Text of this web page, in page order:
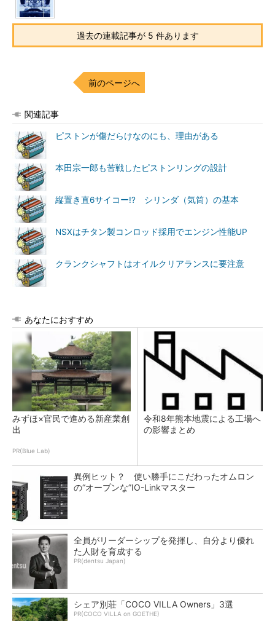
過去の連載記事が 5 件あります
前のページへ
関連記事
ピストンが傷だらけなのにも、理由がある
本田宗一郎も苦戦したピストンリングの設計
縦置き直6サイコー!? シリンダ（気筒）の基本
NSXはチタン製コンロッド採用でエンジン性能UP
クランクシャフトはオイルクリアランスに要注意
あなたにおすすめ
みずほ×官民で進める新産業創
出
PR(Blue Lab)
令和8年熊本地震による工場へ
の影響まとめ
異例ヒット？ 使い勝手にこだわったオムロン
の“オープンな”IO-Linkマスター
全員がリーダーシップを発揮し、自分より優れ
た人財を育成する
PR(dentsu Japan)
シェア別荘「COCO VILLA Owners」3選
PR(COCO VILLA on GOETHE)